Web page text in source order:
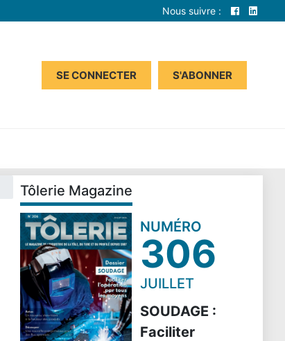
Nous suivre :
SE CONNECTER S'ABONNER
Tôlerie Magazine
NUMÉRO
306
JUILLET
SOUDAGE :
Faciliter